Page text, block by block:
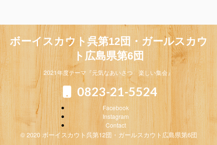
ボーイスカウト呉第12団・ガールスカウ
ト広島県第6団
2021年度テーマ『元気なあいさつ 楽しい集会』
0823-21-5524
Facebook
Instagram
Contact
© 2020 ボーイスカウト呉第12団・ガールスカウト広島県第6団